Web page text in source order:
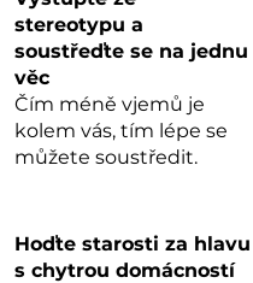
stereotypu a
soustřeďte se na jednu
věc
Čím méně vjemů je
kolem vás, tím lépe se
můžete soustředit.
Hoďte starosti za hlavu
s chytrou domácností